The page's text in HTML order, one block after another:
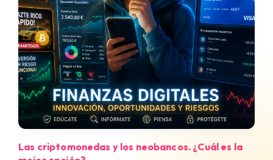
Las criptomonedas y los neobancos. ¿Cuál es la